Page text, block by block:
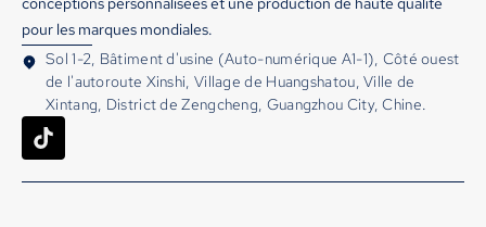
pour les marques mondiales.
Sol 1-2, Bâtiment d'usine (Auto-numérique A1-1), Côté ouest
de l'autoroute Xinshi, Village de Huangshatou, Ville de
Xintang, District de Zengcheng, Guangzhou City, Chine.